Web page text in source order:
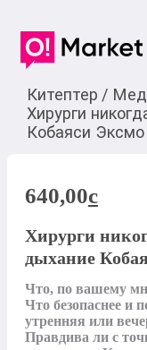
Китептер /
Хирурги
Кобаяси Эксмо
640,00c
Хирурги
дыхание
Что, по вашему
Что безопаснее и
утренняя или
Правдива ли с